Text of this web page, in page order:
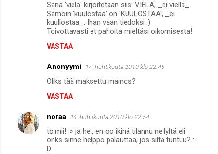
Sana 'vielä' kirjoitetaan siis: VIELÄ, _ei viellä_.
Samoin 'kuulostaa' on 'KUULOSTAA', _ei
kuullostaa_. Ihan vaan tiedoksi :)
Toivottavasti et pahoita mieltäsi oikomisesta!
VASTAA
Anonyymi 14. huhtikuuta 2010 klo 22.45
Oliks tää maksettu mainos?
VASTAA
noraa 14. huhtikuuta 2010 klo 22.54
toimii! :> ja hei, en oo ikinä tilannu nellyltä eli
onks sinne helppo palauttaa, jos siltä tuntuu? :-
D